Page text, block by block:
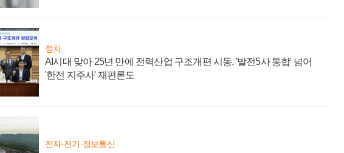
정치
AI시대 맞아 25년 만에 전력산업 구조개편 시동, '발전5사 통합' 넘어
'한전 지주사' 재편론도
전자·전기·정보통신